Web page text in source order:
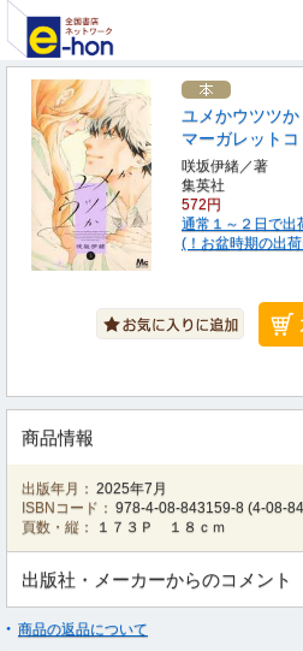
ユメかウツツ
マーガレットコ
咲坂伊緒／著
集英社
572円
通常１～２日で出
(！お盆時期の出
商品情報
出版年月： 2025年7月
ISBNコード： 978-4-08-843159-8 (4-08-
頁数・縦：
１７３Ｐ １８ｃｍ
出版社・メーカーからのコメント
商品の返品について